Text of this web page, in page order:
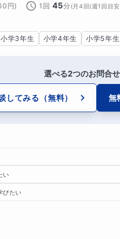
円) 1回 45分 (月4回(週1回目
小学3年生 小学4年生 小学5年生
選べる2つのお問合
してみる （無料） 無
い
びたい